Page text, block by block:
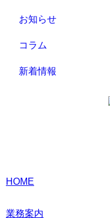
お知らせ
コラム
新着情報
HOME
業務案内